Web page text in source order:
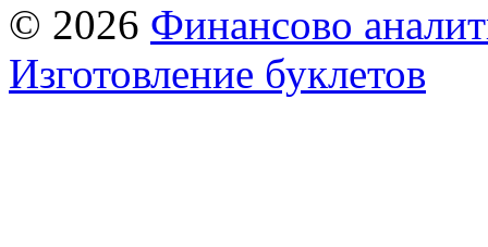
© 2026 Финансово
Изготовление буклетов